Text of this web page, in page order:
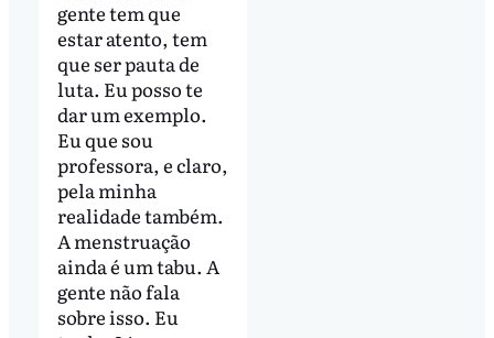
gente tem que
estar atento, tem
que ser pauta de
luta. Eu posso te
dar um exemplo.
Eu que sou
professora, e claro,
pela minha
realidade também.
A menstruação
ainda é um tabu. A
gente não fala
sobre isso. Eu